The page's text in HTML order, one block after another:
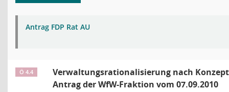
Antrag FDP Rat AU
Ö 4.4
Verwaltungsrationalisierung nach Konzept
Antrag der WfW-Fraktion vom 07.09.2010